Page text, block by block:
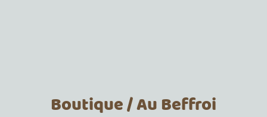
Boutique / Au Beffroi